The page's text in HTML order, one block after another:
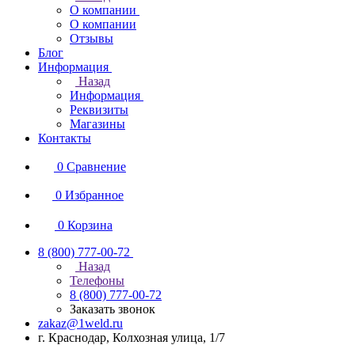
О компании
О компании
Отзывы
Блог
Информация
Назад
Информация
Реквизиты
Магазины
Контакты
0 Сравнение
0 Избранное
0 Корзина
8 (800) 777-00-72
Назад
Телефоны
8 (800) 777-00-72
Заказать звонок
zakaz@1weld.ru
г. Краснодар, Колхозная улица, 1/7